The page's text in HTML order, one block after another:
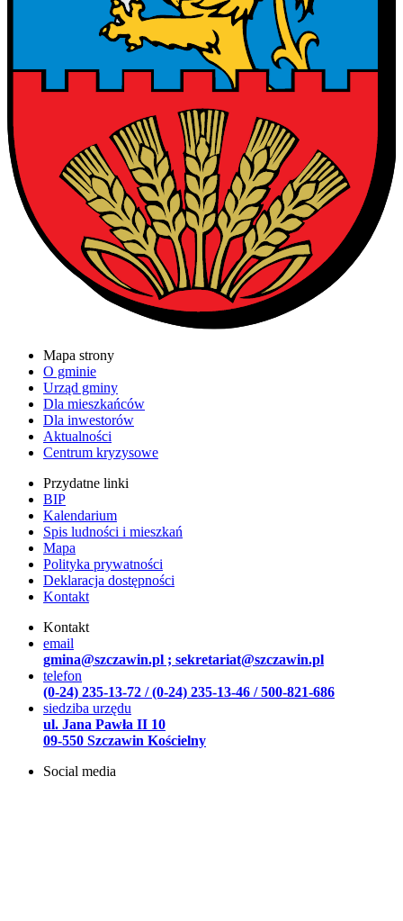
Mapa strony
O gminie
Urząd gminy
Dla mieszkańców
Dla inwestorów
Aktualności
Centrum kryzysowe
Przydatne linki
BIP
Kalendarium
Spis ludności i mieszkań
Mapa
Polityka prywatności
Deklaracja dostępności
Kontakt
Kontakt
email
gmina@szczawin.pl ; sekretariat@szczawin.pl
telefon
(0-24) 235-13-72 / (0-24) 235-13-46 / 500-821-686
siedziba urzędu
ul. Jana Pawła II 10
09-550 Szczawin Kościelny
Social media